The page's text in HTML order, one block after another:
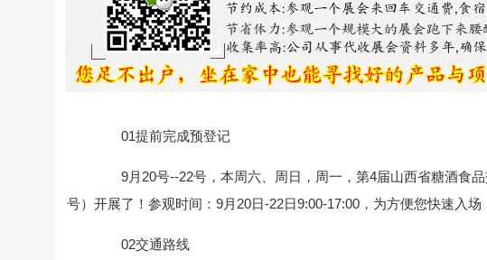
01提前完成预登记
9月20号--22号，本周六、周日，周一，第4届山西省糖酒食
号）开展了！参观时间：9月20日-22日9:00-17:00，为方便您快速入场
02交通路线